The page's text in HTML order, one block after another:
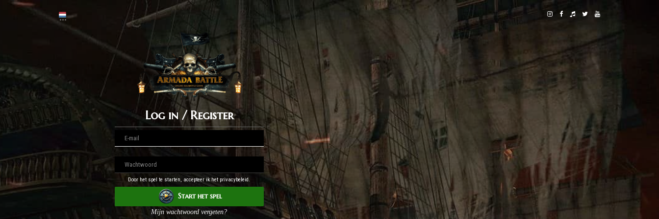
Log in / Register
Door het spel te starten, accepteer ik het privacybeleid.
Start het spel
Mijn wachtwoord vergeten?